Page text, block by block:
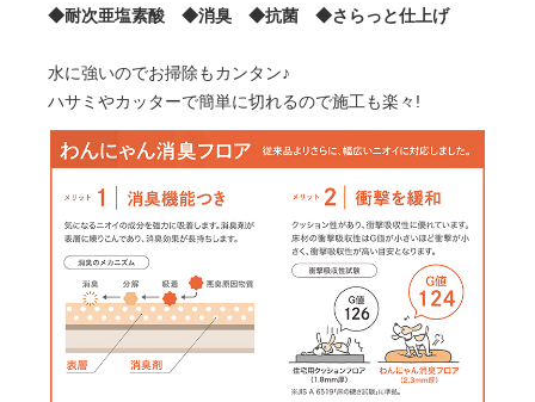
◆耐次亜塩素酸 ◆消臭 ◆抗菌 ◆さらっと仕上げ
水に強いのでお掃除もカンタン♪
ハサミやカッターで簡単に切れるので施工も楽々!